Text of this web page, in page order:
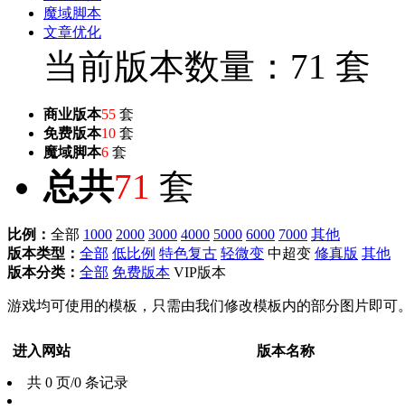
魔域脚本
文章优化
当前版本数量：71 套
商业版本55 套
免费版本10 套
魔域脚本6 套
总共71 套
比例： 全部 1000 2000 3000 4000 5000 6000 7000 其他
版本类型： 全部 低比例 特色复古 轻微变 中超变 修真版 其他
版本分类： 全部 免费版本 VIP版本
游戏均可使用的模板，只需由我们修改模板内的部分图片即可
进入网站 版本名称
共 0 页/0 条记录